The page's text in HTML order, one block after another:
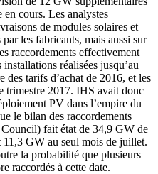
en cours. Les analystes
de modules solaires et
les fabricants, mais aussi sur
raccordements effectivement
réalisées jusqu’au
tarifs d’achat de 2016, et les
trimestre 2017. IHS avait donc
PV dans l’empire du
le bilan des raccordements
fait état de 34,9 GW de
GW au seul mois de juillet.
la probabilité que plusieurs
raccordés à cette date.